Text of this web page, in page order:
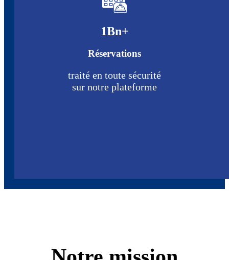
1Bn+
Réservations
traité en toute sécurité
sur notre plateforme